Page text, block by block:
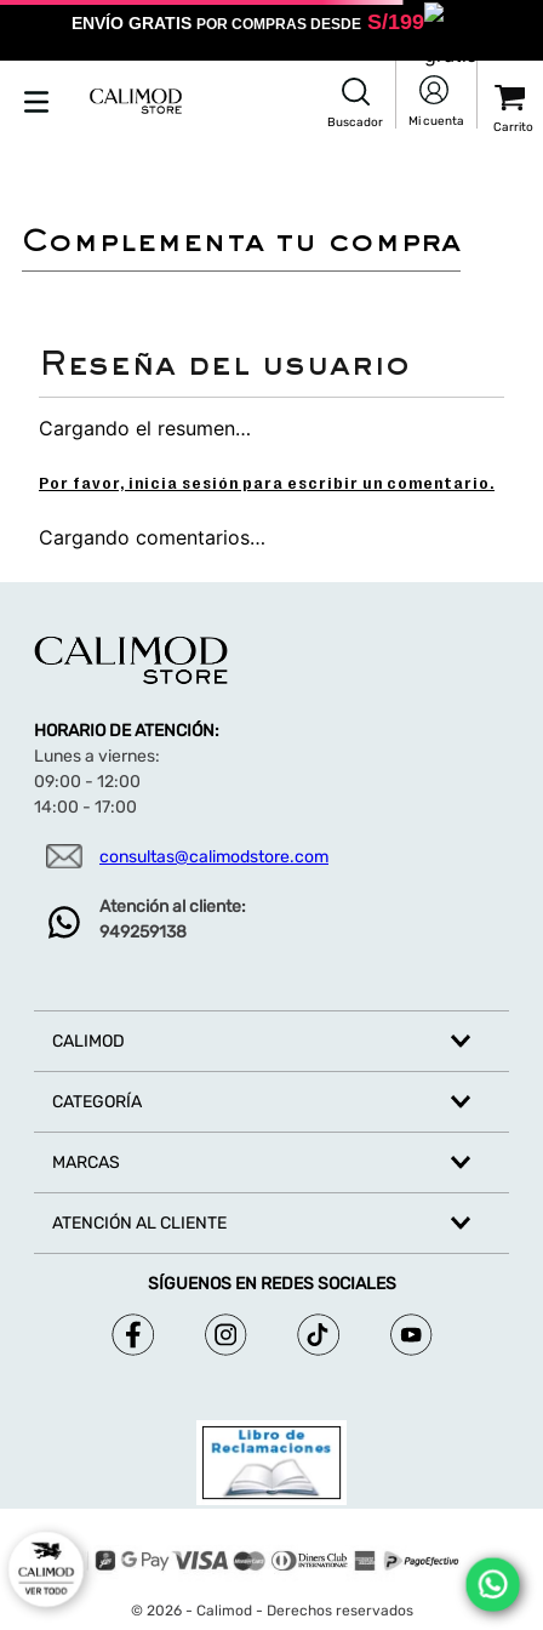
ENVÍO GRATIS POR COMPRAS DESDES/199
complementa tu compra
Cargando el resumen…
Por favor, inicia sesión para escribir un comentario.
Cargando comentarios…
HORARIO DE ATENCIÓN:
Lunes a viernes:
09:00 - 12:00
14:00 - 17:00
consultas@calimodstore.com
Atención al cliente:
949259138
CALIMOD
CATEGORÍA
MARCAS
ATENCIÓN AL CLIENTE
SÍGUENOS EN REDES SOCIALES
© 2026 - Calimod - Derechos reservados